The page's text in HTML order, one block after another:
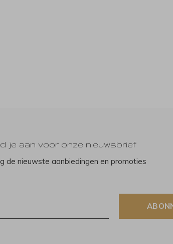
je aan voor onze nieuwsbrief
de nieuwste aanbiedingen en promoties